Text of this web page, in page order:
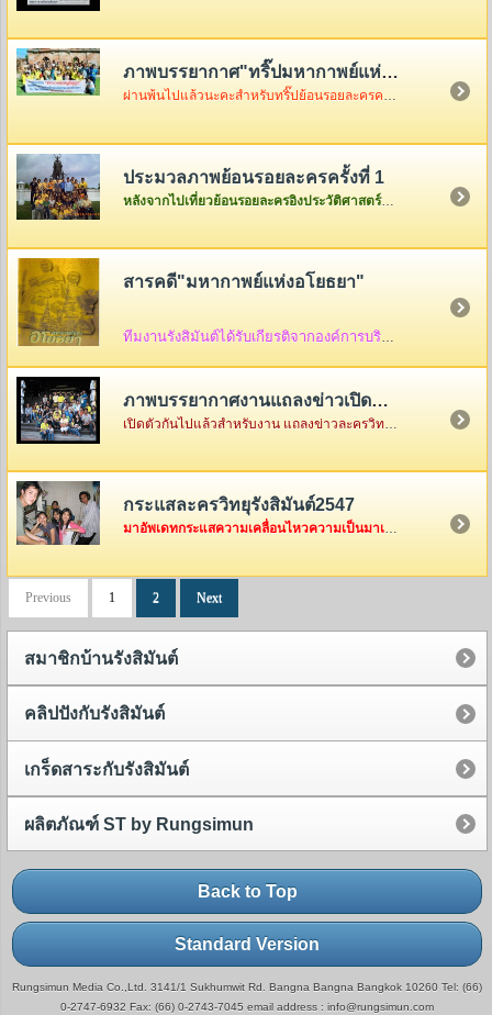
ภาพบรรยากาศ"ทริ๊ปมหากาพย์แห่งอโยธยา"
ผ่านพ้นไปแล้วนะคะสำหรับทริ๊ปย้อนรอยละครครั้งที่ 2 เมื่อวันอาทิตย์ที่ 3 ธันวา ซึ่งในวันนั้นอากาศค่อนข้างเป็นใจไม่ค่อยร้อนมากอย่างที่คิดแต่ความสนุกจะร้อนแรงขนาดไหนต้องคริ๊กเข้าไปดูภาพกันเองค่ะ
ประมวลภาพย้อนรอยละครครั้งที่ 1
หลังจากไปเที่ยวย้อนรอยละครอิงประวัติศาสตร์ที่จังหวัดพระนครศรีอยุธยาครั้งแรกกันกลับมาแล้ว ก็เอาภาพกลับมาให้ดูเล่าสู่กันฟัง ใครเป็นใครก็ดูกันเอาเองก็แล้วกันนะคะ
สารคดี"มหากาพย์แห่งอโยธยา"
ภาพบรรยากาศงานแถลงข่าวเปิดตัว"มหากาพย์แห่งอโยธยา"
เปิดตัวกันไปแล้วสำหรับงาน แถลงข่าวละครวิทยุอิงประวัติศาสตร์ ชุด " มหากาพย์แห่งอโยธยา" ณ คุ้มขุนแผน จังหวัดพระนครศรีอยุธยา ซึ่งในงานมีแขกรับเชิญผู้เกียรติมาร่วมงานกันคับคั่ง พร้อมด้วยเหล่าทีมงานและแฟนละครอีกมากมาย...
กระแสละครวิทยุรังสิมันต์2547
มาอัพเดทกระแสความเคลื่อนไหวความเป็นมาเป็นไปของทีมงานรังสิมันต์กันค่ะ ว่าพวกเค้าเหล่านี้ได้ไปทำอะไรกันมาบ้าง
Previous 1 2 Next
สมาชิกบ้านรังสิมันต์
คลิปปังกับรังสิมันต์
เกร็ดสาระกับรังสิมันต์
ผลิตภัณฑ์ ST by Rungsimun
Back to Top
Standard Version
Rungsimun Media Co.,Ltd. 3141/1 Sukhumwit Rd. Bangna Bangna Bangkok 10260 Tel: (66)
0-2747-6932 Fax: (66) 0-2743-7045 email address : info@rungsimun.com